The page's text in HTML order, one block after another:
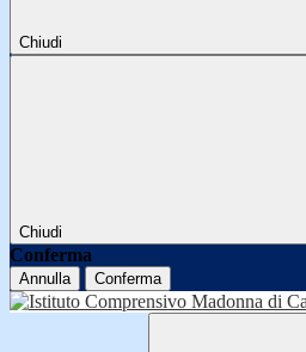
Chiudi
Chiudi
Conferma
Annulla Conferma